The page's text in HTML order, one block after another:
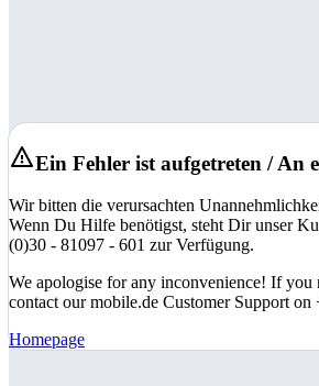
Ein Fehler ist aufgetreten / An
Wir bitten die verursachten
Wenn Du Hilfe benötigst, steht Dir unser
(0)30 - 81097 - 601 zur Verfügung.
We apologise for any inconvenience! If you
contact our mobile.de Customer Support
Homepage